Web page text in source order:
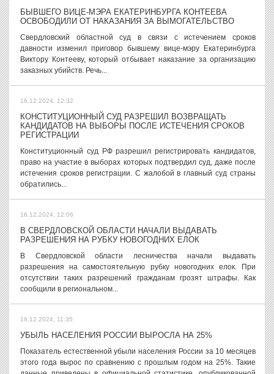
БЫВШЕГО ВИЦЕ-МЭРА ЕКАТЕРИНБУРГА КОНТЕЕВА
ОСВОБОДИЛИ ОТ НАКАЗАНИЯ ЗА ВЫМОГАТЕЛЬСТВО
Свердловский областной суд в связи с истечением сроков
давности изменил приговор бывшему вице-мэру Екатеринбурга
Виктору Контееву, который отбывает наказание за организацию
заказных убийств. Речь...
16.12.2024, 12:32
КОНСТИТУЦИОННЫЙ СУД РАЗРЕШИЛ ВОЗВРАЩАТЬ
КАНДИДАТОВ НА ВЫБОРЫ ПОСЛЕ ИСТЕЧЕНИЯ СРОКОВ
РЕГИСТРАЦИИ
Конституционный суд РФ разрешил регистрировать кандидатов,
право на участие в выборах которых подтвердил суд, даже после
истечения сроков регистрации. С жалобой в главный суд страны
обратились...
16.12.2024, 12:06
В СВЕРДЛОВСКОЙ ОБЛАСТИ НАЧАЛИ ВЫДАВАТЬ
РАЗРЕШЕНИЯ НА РУБКУ НОВОГОДНИХ ЕЛОК
В Свердловской области лесничества начали выдавать
разрешения на самостоятельную рубку новогодних елок. При
отсутствии таких разрешений гражданам грозят штрафы. Как
сообщили в региональном...
16.12.2024, 11:35
УБЫЛЬ НАСЕЛЕНИЯ РОССИИ ВЫРОСЛА НА 25%
Показатель естественной убыли населения России за 10 месяцев
этого года вырос по сравнению с прошлым годом на 25%. Такие